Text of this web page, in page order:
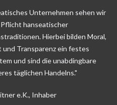
Unternehmen sehen wir
hanseatischer
Hierbei bilden Moral,
und Transparenz ein festes
und sind die unabdingbare
täglichen Handelns."
e.K., Inhaber